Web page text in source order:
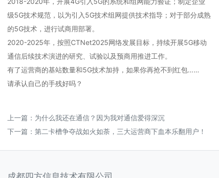
级5G技术规范，以为引入5G技术组网提供技术指导；对于部分成熟
的5G技术，进行试商用部署。
2020-2025年，按照CTNet2025网络发展目标，持续开展5G移动
通信后续技术演进的研究、试验以及预商用推进工作。
有了运营商的基站数量和5G技术加持，如果你再抢不到红包……
请承认自己的手残好吗？
上一篇： 为什么我还在通信？因为我对通信爱得深沉
下一篇： 第二卡槽争夺战如火如荼，三大运营商下血本乐翻用户！